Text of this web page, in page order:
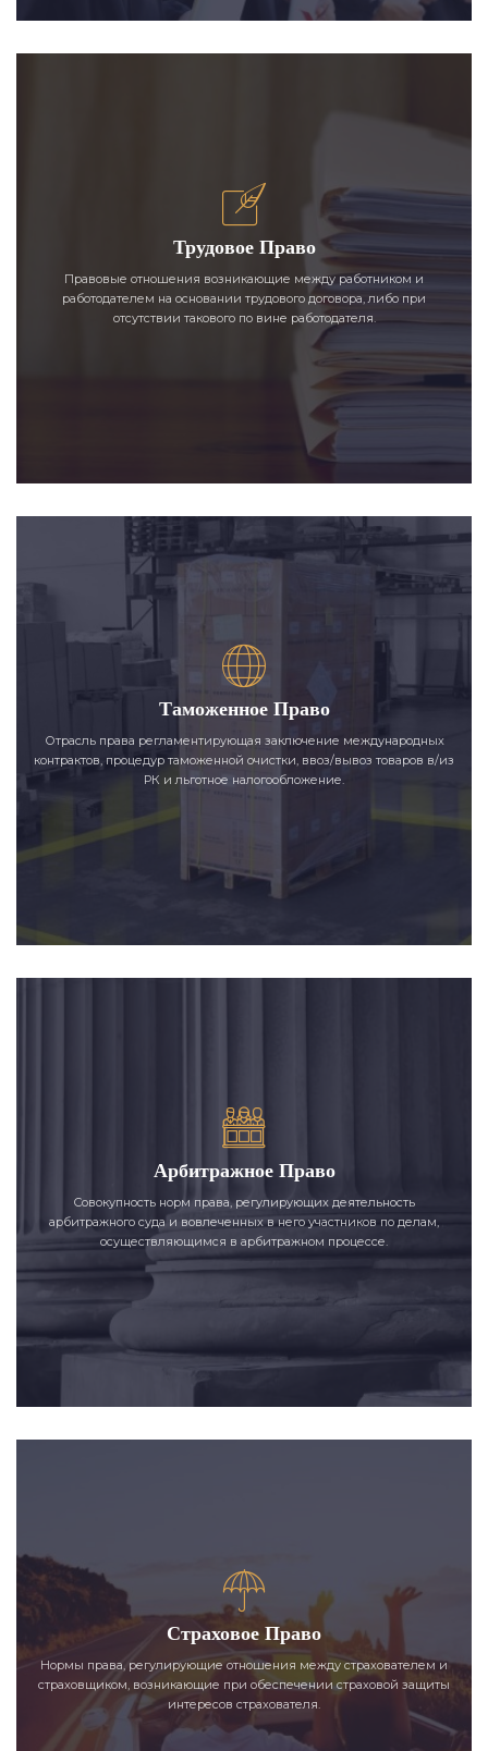
Трудовое Право
Правовые отношения возникающие между работником и
работодателем на основании трудового договора, либо при
отсутствии такового по вине работодателя.
Таможенное Право
Отрасль права регламентирующая заключение международных
контрактов, процедур таможенной очистки, ввоз/вывоз товаров в/из
РК и льготное налогообложение.
Арбитражное Право
Совокупность норм права, регулирующих деятельность
арбитражного суда и вовлеченных в него участников по делам,
осуществляющимся в арбитражном процессе.
Страховое Право
Нормы права, регулирующие отношения между страхователем и
страховщиком, возникающие при обеспечении страховой защиты
интересов страхователя.